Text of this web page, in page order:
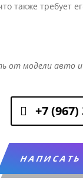
также требует
от модели авто
+7 (967)